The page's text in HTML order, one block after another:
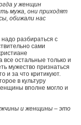
у женщин
мужа, они приходят
обижали нас
разбираться с
сами
остальные только и
мужество признаться
и за что критикуют.
в культуру
вполне могло и
и женщины – это